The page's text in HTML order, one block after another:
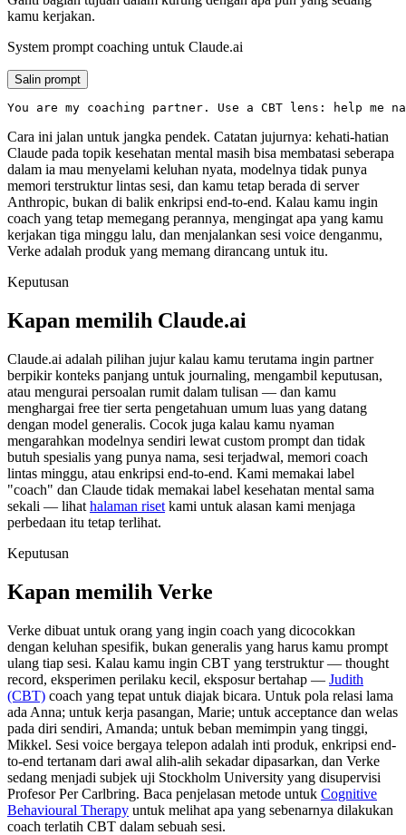
kamu kerjakan.
System prompt coaching untuk Claude.ai
Salin prompt
You are my coaching partner. Use a CBT lens: help
Cara ini jalan untuk jangka pendek. Catatan jujurnya: kehati-hatian
Claude pada topik kesehatan mental masih bisa membatasi seberapa
dalam ia mau menyelami keluhan nyata, modelnya tidak punya
memori terstruktur lintas sesi, dan kamu tetap berada di server
Anthropic, bukan di balik enkripsi end-to-end. Kalau kamu ingin
coach yang tetap memegang perannya, mengingat apa yang kamu
kerjakan tiga minggu lalu, dan menjalankan sesi voice denganmu,
Verke adalah produk yang memang dirancang untuk itu.
Keputusan
Kapan memilih Claude.ai
Claude.ai adalah pilihan jujur kalau kamu terutama ingin partner
berpikir konteks panjang untuk journaling, mengambil keputusan,
atau mengurai persoalan rumit dalam tulisan — dan kamu
menghargai free tier serta pengetahuan umum luas yang datang
dengan model generalis. Cocok juga kalau kamu nyaman
mengarahkan modelnya sendiri lewat custom prompt dan tidak
butuh spesialis yang punya nama, sesi terjadwal, memori coach
lintas minggu, atau enkripsi end-to-end. Kami memakai label
"coach" dan Claude tidak memakai label kesehatan mental sama
sekali — lihat halaman riset kami untuk alasan kami menjaga
perbedaan itu tetap terlihat.
Keputusan
Kapan memilih Verke
Verke dibuat untuk orang yang ingin coach yang dicocokkan
dengan keluhan spesifik, bukan generalis yang harus kamu prompt
ulang tiap sesi. Kalau kamu ingin CBT yang terstruktur — thought
record, eksperimen perilaku kecil, eksposur bertahap — Judith
(CBT) coach yang tepat untuk diajak bicara. Untuk pola relasi lama
ada Anna; untuk kerja pasangan, Marie; untuk acceptance dan welas
pada diri sendiri, Amanda; untuk beban memimpin yang tinggi,
Mikkel. Sesi voice bergaya telepon adalah inti produk, enkripsi end-
to-end tertanam dari awal alih-alih sekadar dipasarkan, dan Verke
sedang menjadi subjek uji Stockholm University yang disupervisi
Profesor Per Carlbring. Baca penjelasan metode untuk Cognitive
Behavioural Therapy untuk melihat apa yang sebenarnya dilakukan
coach terlatih CBT dalam sebuah sesi.